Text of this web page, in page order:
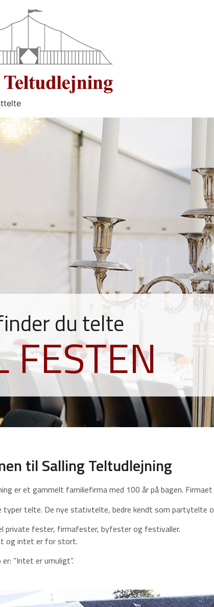
du telte
FESTEN
til Salling Teltudlejning
er et gammelt familiefirma med 100 år på bagen.
typer telte. De nye stativtelte, bedre kendt som partytelte
private fester, firmafester, byfester og festivaller.
og intet er for stort.
”Intet er umuligt”.